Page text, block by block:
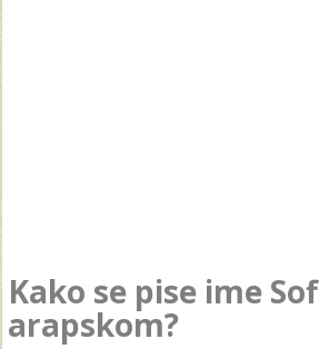
Kako se pise ime
arapskom?